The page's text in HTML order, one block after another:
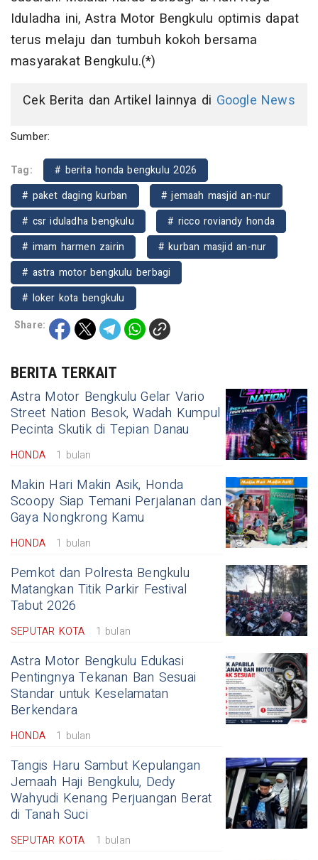
Iduladha ini, Astra Motor Bengkulu optimis dapat
terus melaju dan tumbuh kokoh bersama
masyarakat Bengkulu.(*)
Cek Berita dan Artikel lainnya di Google News
Sumber:
Tag:
# berita honda bengkulu 2026
# paket daging kurban
# jemaah masjid an-nur
# csr iduladha bengkulu
# ricco roviandy honda
# imam harmen zairin
# kurban masjid an-nur
# astra motor bengkulu berbagi
# loker kota bengkulu
Share:
BERITA TERKAIT
Astra Motor Bengkulu Gelar Vario
Street Nation Besok, Wadah Kumpul
Pecinta Skutik di Tepian Danau
HONDA 1 bulan
Makin Hari Makin Asik, Honda
Scoopy Siap Temani Perjalanan dan
Gaya Nongkrong Kamu
HONDA 1 bulan
Pemkot dan Polresta Bengkulu
Matangkan Titik Parkir Festival
Tabut 2026
SEPUTAR KOTA 1 bulan
Astra Motor Bengkulu Edukasi
Pentingnya Tekanan Ban Sesuai
Standar untuk Keselamatan
Berkendara
HONDA 1 bulan
Tangis Haru Sambut Kepulangan
Jemaah Haji Bengkulu, Dedy
Wahyudi Kenang Perjuangan Berat
di Tanah Suci
SEPUTAR KOTA 1 bulan